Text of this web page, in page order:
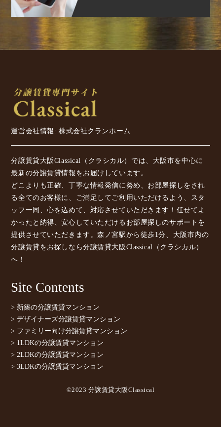
運営会社情報: 株式会社クランホーム
分譲賃貸大阪Classical（クラシカル）では、大阪市を中心に
最新の分譲賃貸情報をお届けしています。
どこよりも正確、丁寧な情報発信に努め、お部屋探しをされ
る全てのお客様に、ご満足してご利用いただけるよう、スタ
ッフ一同、心を込めて、対応させていただきます！任せてよ
かったと納得、安心していただけるお部屋探しのサポートを
提供させていただきます。森ノ宮駅から徒歩1分、大阪市内の
分譲賃貸をお探しなら分譲賃貸大阪Classical（クラシカル）
へ！
Site Contents
> 新築の分譲賃貸マンション
> デザイナーズ分譲賃貸マンション
> ファミリー向け分譲賃貸マンション
> 1LDKの分譲賃貸マンション
> 2LDKの分譲賃貸マンション
> 3LDKの分譲賃貸マンション
©2023 分譲賃貸大阪Classical